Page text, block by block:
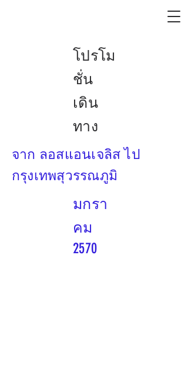
โปรโม
ชั่น
เดิน
ทาง
จาก ลอสแอนเจลิส ไป
กรุงเทพสุวรรณภูมิ
มกรา
คม
2570